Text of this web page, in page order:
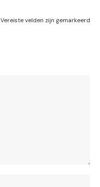
Vereiste velden zijn gemarkeerd